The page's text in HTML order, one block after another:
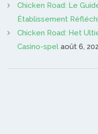
Chicken Road: Le
Établissement Réfléchi
Chicken Road: Het
Casino-spel août 6,